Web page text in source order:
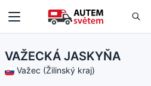
VAŽECKÁ JASKYŇA
Važec (Žilinský kraj)